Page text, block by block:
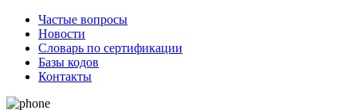
Частые вопросы
Новости
Словарь по сертификации
Базы кодов
Контакты